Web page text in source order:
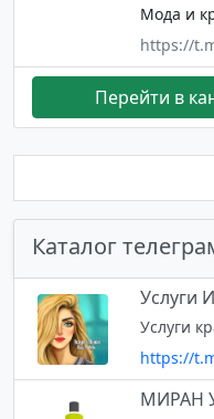
Мода и
https://
Перейти в
Каталог
https://
МИРАН